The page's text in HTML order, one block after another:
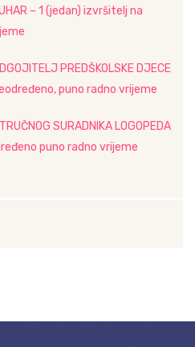
– 1 (jedan) izvršitelj na
PREDŠKOLSKE DJECE
puno radno vrijeme
SURADNIKA LOGOPEDA
puno radno vrijeme